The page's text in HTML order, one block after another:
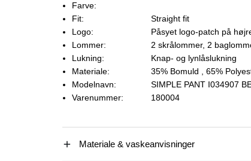
Farve:
Fit:
Straight fit
Logo:
Påsyet logo-patch på
Lommer:
2 skrålommer, 2
Lukning:
Knap- og lynlåslukning
Materiale:
35% Bomuld
, 65%
Modelnavn:
SIMPLE PANT I034907
Varenummer:
180004
Materiale & vaskeanvisninger